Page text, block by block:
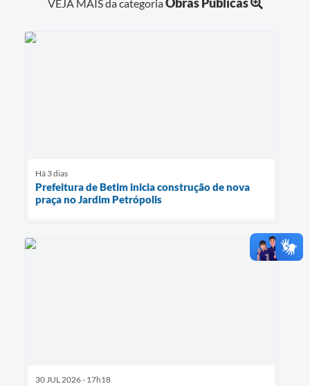
VEJA MAIS da categoria
Há 3 dias
Prefeitura de Betim inicia construção de nova
praça no Jardim Petrópolis
30 JUL 2026 - 17h18